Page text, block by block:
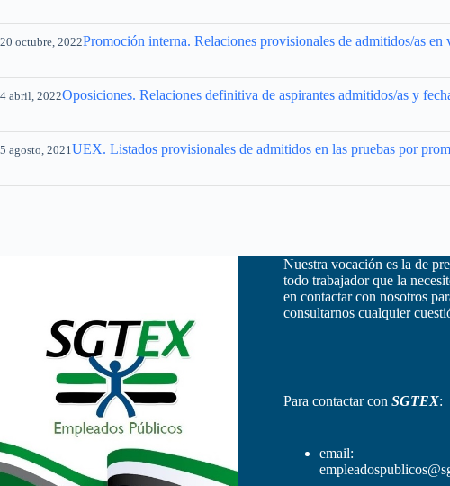
20 octubre, 2022Promoción interna. Relaciones provisionales de admitidos/as
4 abril, 2022Oposiciones. Relaciones definitiva de aspirantes admitidos/as y
5 agosto, 2021UEX. Listados provisionales de admitidos en las pruebas por
Nuestra vocación es la de
todo trabajador que la
en contactar con nosotros
consultarnos cualquier
Para contactar con SGTEX:
email: